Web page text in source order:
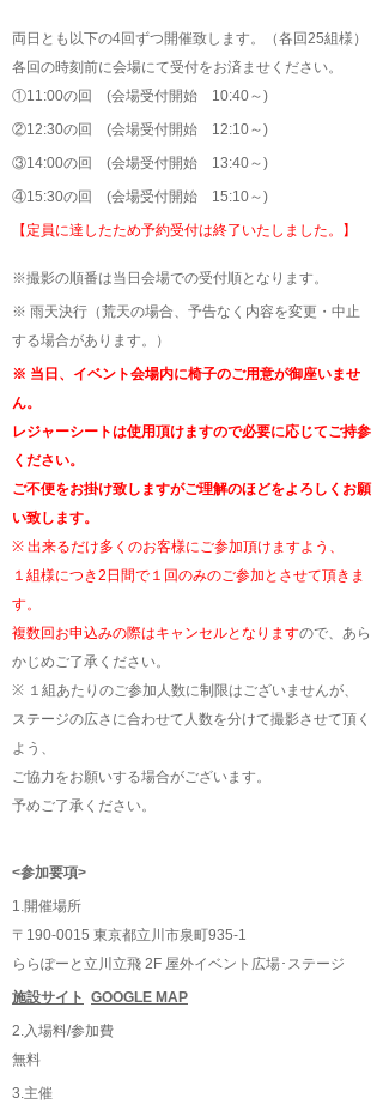
両日とも以下の4回ずつ開催致します。（各回25組様）
各回の時刻前に会場にて受付をお済ませください。
①11:00の回 (会場受付開始 10:40～)
②12:30の回 (会場受付開始 12:10～)
③14:00の回 (会場受付開始 13:40～)
④15:30の回 (会場受付開始 15:10～)
【定員に達したため予約受付は終了いたしました。】
※撮影の順番は当日会場での受付順となります。
※ 雨天決行（荒天の場合、予告なく内容を変更・中止
する場合があります。）
※ 当日、イベント会場内に椅子のご用意が御座いませ
ん。
レジャーシートは使用頂けますので必要に応じてご持参
ください。
ご不便をお掛け致しますがご理解のほどをよろしくお願
い致します。
※ 出来るだけ多くのお客様にご参加頂けますよう、
１組様につき2日間で１回のみのご参加とさせて頂きま
す。
複数回お申込みの際はキャンセルとなりますので、あら
かじめご了承ください。
※ １組あたりのご参加人数に制限はございませんが、
ステージの広さに合わせて人数を分けて撮影させて頂く
よう、
ご協力をお願いする場合がございます。
予めご了承ください。
<参加要項>
1.開催場所
〒190-0015 東京都立川市泉町935-1
ららぽーと立川立飛 2F 屋外イベント広場･ステージ
施設サイト GOOGLE MAP
2.入場料/参加費
無料
3.主催